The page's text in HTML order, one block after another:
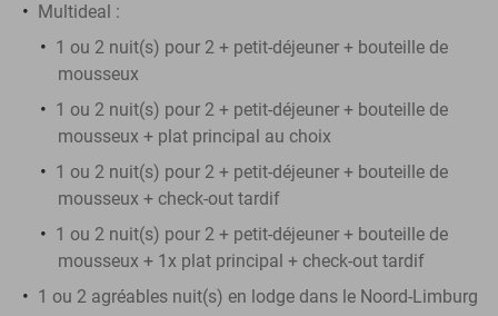
Multideal :
1 ou 2 nuit(s) pour 2 + petit-déjeuner + bouteille de
mousseux
1 ou 2 nuit(s) pour 2 + petit-déjeuner + bouteille de
mousseux + plat principal au choix
1 ou 2 nuit(s) pour 2 + petit-déjeuner + bouteille de
mousseux + check-out tardif
1 ou 2 nuit(s) pour 2 + petit-déjeuner + bouteille de
mousseux + 1x plat principal + check-out tardif
1 ou 2 agréables nuit(s) en lodge dans le Noord-Limburg